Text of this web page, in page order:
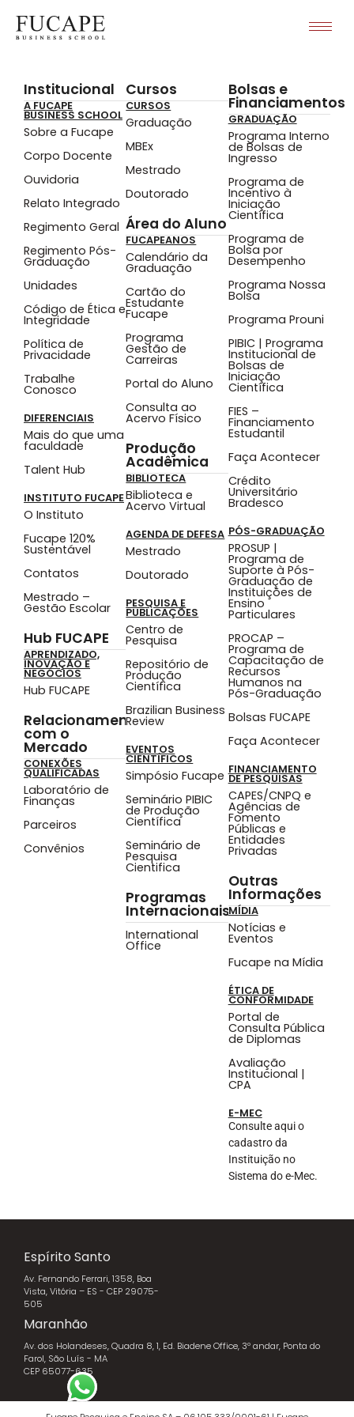
Institucional
A FUCAPE
BUSINESS SCHOOL
Sobre a Fucape
Corpo Docente
Ouvidoria
Relato Integrado
Regimento Geral
Regimento Pós-
Graduação
Unidades
Código de Ética e
Integridade
Política de
Privacidade
Trabalhe
Conosco
DIFERENCIAIS
Mais do que uma
faculdade
Talent Hub
INSTITUTO FUCAPE
O Instituto
Fucape 120%
Sustentável
Contatos
Mestrado –
Gestão Escolar
Hub FUCAPE
APRENDIZADO,
INOVAÇÃO E
NEGÓCIOS
Hub FUCAPE
Relacionamento
com o
Mercado
CONEXÕES
QUALIFICADAS
Laboratório de
Finanças
Parceiros
Convênios
Cursos
CURSOS
Graduação
MBEx
Mestrado
Doutorado
Área do Aluno
FUCAPEANOS
Calendário da
Graduação
Cartão do
Estudante
Fucape
Programa
Gestão de
Carreiras
Portal do Aluno
Consulta ao
Acervo Físico
Produção
Acadêmica
BIBLIOTECA
Biblioteca e
Acervo Virtual
AGENDA DE DEFESA
Mestrado
Doutorado
PESQUISA E
PUBLICAÇÕES
Centro de
Pesquisa
Repositório de
Produção
Científica
Brazilian Business
Review
EVENTOS
CIENTÍFICOS
Simpósio Fucape
Seminário PIBIC
de Produção
Científica
Seminário de
Pesquisa
Cientifica
Programas
Internacionais
International
Office
Bolsas e
Financiamentos
GRADUAÇÃO
Programa Interno
de Bolsas de
Ingresso
Programa de
Incentivo à
Iniciação
Científica
Programa de
Bolsa por
Desempenho
Programa Nossa
Bolsa
Programa Prouni
PIBIC | Programa
Institucional de
Bolsas de
Iniciação
Científica
FIES –
Financiamento
Estudantil
Faça Acontecer
Crédito
Universitário
Bradesco
PÓS-GRADUAÇÃO
PROSUP |
Programa de
Suporte à Pós-
Graduação de
Instituições de
Ensino
Particulares
PROCAP –
Programa de
Capacitação de
Recursos
Humanos na
Pós-Graduação
Bolsas FUCAPE
Faça Acontecer
FINANCIAMENTO
DE PESQUISAS
CAPES/CNPQ e
Agências de
Fomento
Públicas e
Entidades
Privadas
Outras
Informações
MÍDIA
Notícias e
Eventos
Fucape na Mídia
ÉTICA DE
CONFORMIDADE
Portal de
Consulta Pública
de Diplomas
Avaliação
Institucional |
CPA
E-MEC
Consulte aqui o
cadastro da
Instituição no
Sistema do e-Mec.
Espírito Santo
Av. Fernando Ferrari, 1358, Boa
Vista, Vitória – ES - CEP 29075-
505
Maranhão
Av. dos Holandeses, Quadra 8, 1, Ed. Biadene Office, 3º andar, Ponta do
Farol, São Luís - MA
CEP 65077-635